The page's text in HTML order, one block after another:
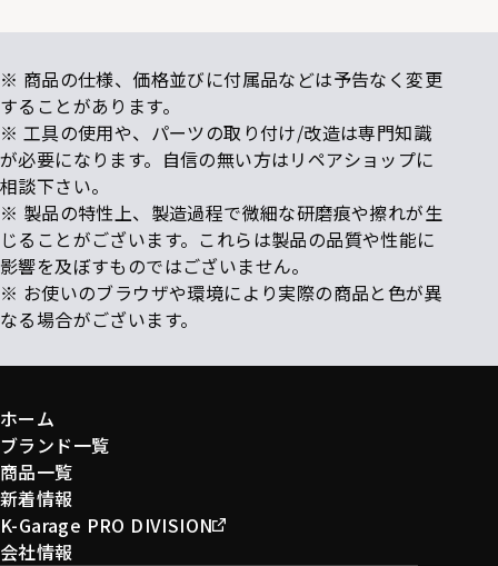
※ 商品の仕様、価格並びに付属品などは予告なく変更
することがあります。
※ 工具の使用や、パーツの取り付け/改造は専門知識
が必要になります。自信の無い方はリペアショップに
相談下さい。
※ 製品の特性上、製造過程で微細な研磨痕や擦れが生
じることがございます。これらは製品の品質や性能に
影響を及ぼすものではございません。
※ お使いのブラウザや環境により実際の商品と色が異
なる場合がございます。
ホーム
ブランド一覧
商品一覧
新着情報
K-Garage PRO DIVISION
会社情報